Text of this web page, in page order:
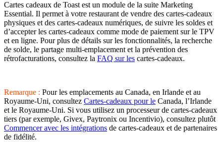
Cartes cadeaux de Toast est un module de la suite Marketing
Essential. Il permet à votre restaurant de vendre des cartes-cadeaux
physiques et des cartes-cadeaux numériques, de suivre les soldes et
d’accepter les cartes-cadeaux comme mode de paiement sur le TPV
et en ligne. Pour plus de détails sur les fonctionnalités, la recherche
de solde, le partage multi-emplacement et la prévention des
rétrofacturations, consultez la FAQ sur les cartes-cadeaux.
Remarque : Pour les emplacements au Canada, en Irlande et au
Royaume-Uni, consultez Cartes-cadeaux pour le Canada, l’Irlande
et le Royaume-Uni. Si vous utilisez un processeur de cartes-cadeaux
tiers (par exemple, Givex, Paytronix ou Incentivio), consultez plutôt
Commencer avec les intégrations de cartes-cadeaux et de partenaires
de fidélité.